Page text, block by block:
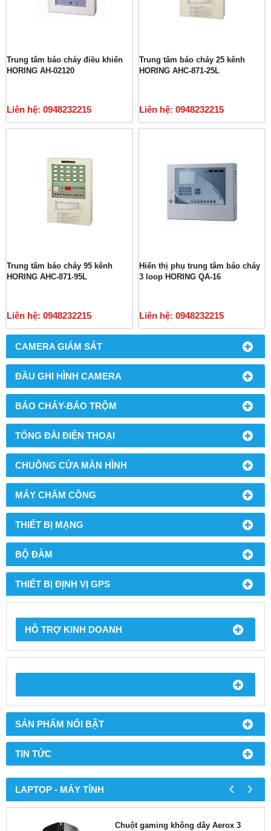
CAMERA GIÁM SÁT
ĐẦU GHI HÌNH CAMERA
BÁO CHÁY-BÁO TRỘM
TỔNG ĐÀI ĐIỆN THOẠI
CHUÔNG CỬA MÀN HÌNH
MÁY CHẤM CÔNG
THIẾT BỊ MẠNG
BỘ ĐÀM
THIẾT BỊ ĐỊNH VỊ GPS
HỖ TRỢ KINH DOANH
SẢN PHẨM NỔI BẬT
TIN TỨC
Trung tâm báo cháy điều khiển
HORING AH-02120
Liên hệ: 0948232215
Trung tâm báo cháy 25 kênh
HORING AHC-871-25L
Liên hệ: 0948232215
Trung tâm báo cháy 95 kênh
HORING AHC-871-95L
Liên hệ: 0948232215
Hiển thị phụ trung tâm báo cháy
3 loop HORING QA-16
Liên hệ: 0948232215
LAPTOP - MÁY TÍNH
Chuột gaming không dây Aerox 3
‹ ›